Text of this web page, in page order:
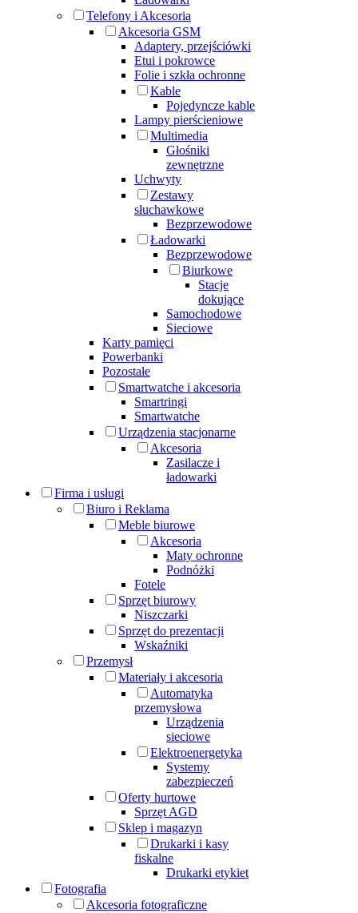
Telefony i Akcesoria
Akcesoria GSM
Adaptery, przejściówki
Etui i pokrowce
Folie i szkła ochronne
Kable
Pojedyncze kable
Lampy pierścieniowe
Multimedia
Głośniki
zewnętrzne
Uchwyty
Zestawy
słuchawkowe
Bezprzewodowe
Ładowarki
Bezprzewodowe
Biurkowe
Stacje
dokujące
Samochodowe
Sieciowe
Karty pamięci
Powerbanki
Pozostałe
Smartwatche i akcesoria
Smartringi
Smartwatche
Urządzenia stacjonarne
Akcesoria
Zasilacze i
ładowarki
Firma i usługi
Biuro i Reklama
Meble biurowe
Akcesoria
Maty ochronne
Podnóżki
Fotele
Sprzęt biurowy
Niszczarki
Sprzęt do prezentacji
Wskaźniki
Przemysł
Materiały i akcesoria
Automatyka
przemysłowa
Urządzenia
sieciowe
Elektroenergetyka
Systemy
zabezpieczeń
Oferty hurtowe
Sprzęt AGD
Sklep i magazyn
Drukarki i kasy
fiskalne
Drukarki etykiet
Fotografia
Akcesoria fotograficzne